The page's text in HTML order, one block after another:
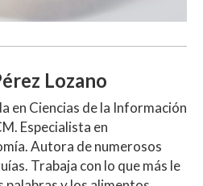
Lozano
en Ciencias de la Información
Especialista en
Autora de numerosos
Trabaja con lo que más le